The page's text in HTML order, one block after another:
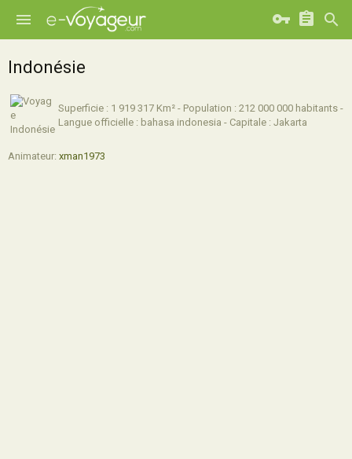
Indonésie
Superficie : 1 919 317 Km² - Population : 212 000 000 habitants -
Langue officielle : bahasa indonesia - Capitale : Jakarta
Animateur: xman1973